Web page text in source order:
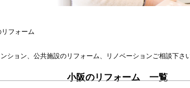
フォーム
ション、公共施設のリフォーム、リノベーションご相談下さい
小阪のリフォーム 一覧